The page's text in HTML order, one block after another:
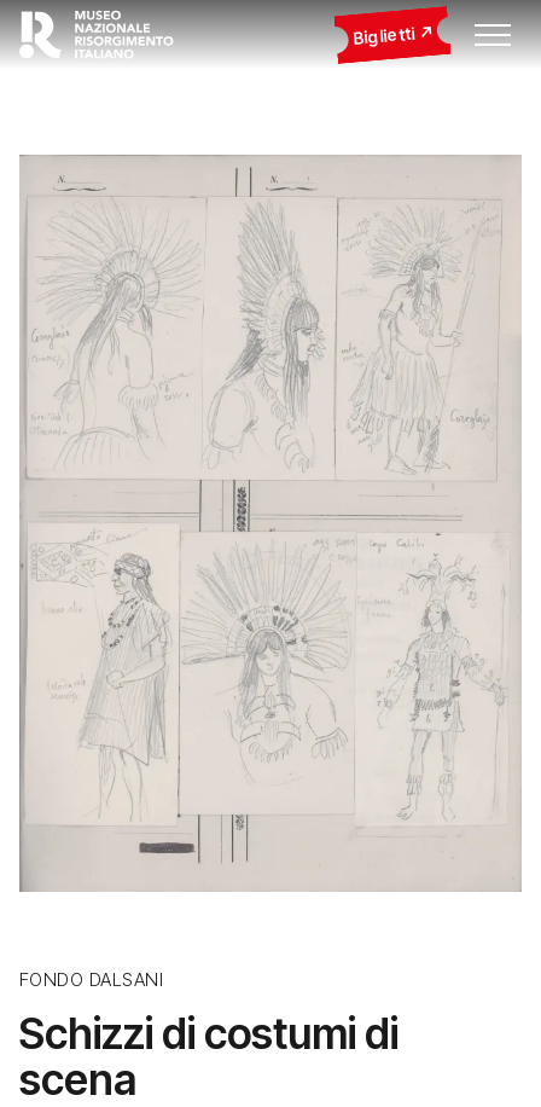
Biglietti
FONDO DALSANI
Schizzi di costumi di
scena